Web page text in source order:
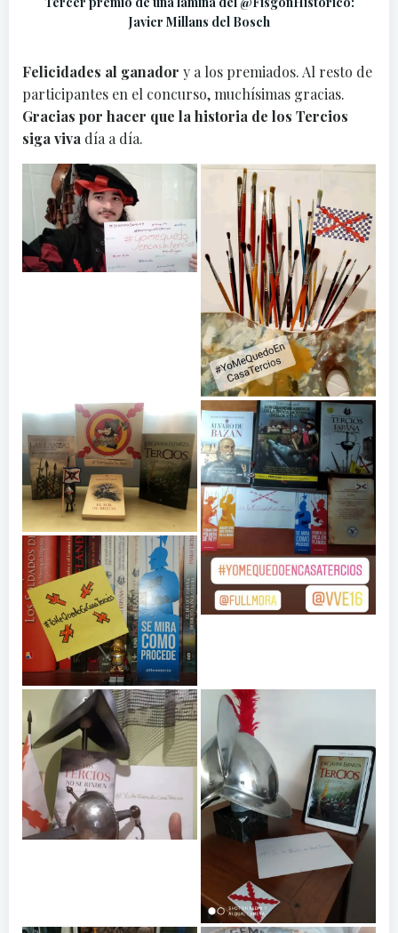
Javier Millans del Bosch
Felicidades al ganador y a los premiados. Al resto de
participantes en el concurso, muchísimas gracias.
Gracias por hacer que la historia de los Tercios
siga viva día a día.